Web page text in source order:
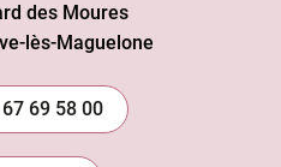
des Moures
lès-Maguelone
69 58 00